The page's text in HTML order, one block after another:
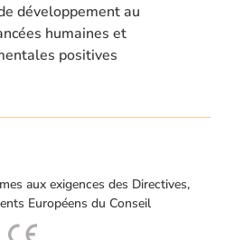
développement au
humaines et
positives
aux exigences des Directives,
Européens du Conseil